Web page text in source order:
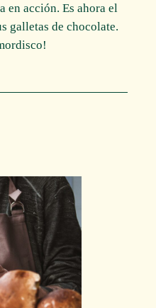
en acción. Es ahora el
galletas de chocolate.